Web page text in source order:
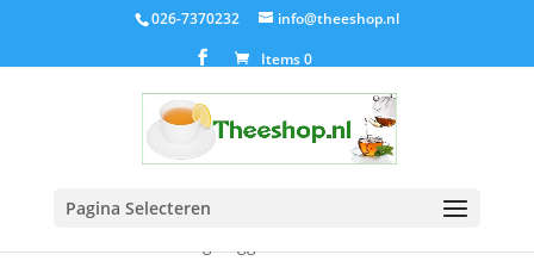
026-7370232
info@theeshop.nl
Items 0
Pagina Selecteren